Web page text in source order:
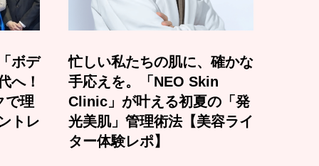
ボデ
へ！
で理
トレ
忙しい私たちの肌に、確かな
手応えを。「NEO Skin
Clinic」が叶える初夏の「発
光美肌」管理術法【美容ライ
ター体験レポ】